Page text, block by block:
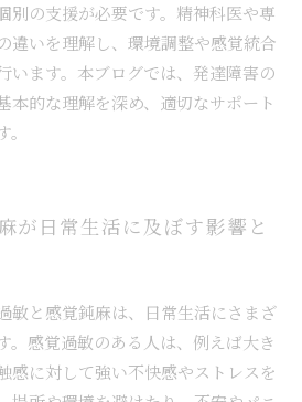
別の支援が必要です。精神科医や専
違いを理解し、環境調整や感覚統合
います。本ブログでは、発達障害の
本的な理解を深め、適切なサポート
が日常生活に及ぼす影響と
敏と感覚鈍麻は、日常生活にさまざ
。感覚過敏のある人は、例えば大き
感に対して強い不快感やストレスを